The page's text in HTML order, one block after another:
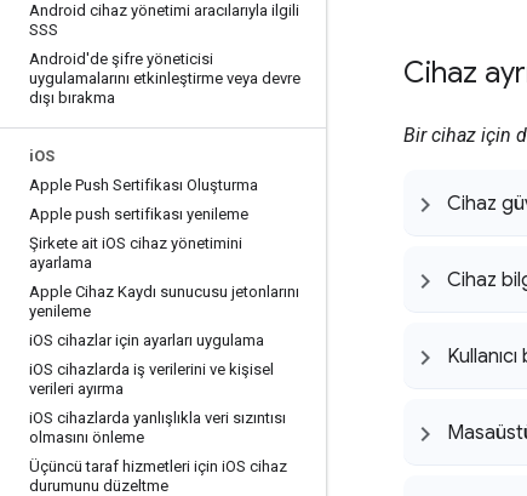
Android cihaz yönetimi aracılarıyla ilgili
SSS
Android'de şifre yöneticisi
uygulamalarını etkinleştirme veya devre
dışı bırakma
iOS
Apple Push Sertifikası Oluşturma
Apple push sertifikası yenileme
Şirkete ait iOS cihaz yönetimini
ayarlama
Apple Cihaz Kaydı sunucusu jetonlarını
yenileme
iOS cihazlar için ayarları uygulama
iOS cihazlarda iş verilerini ve kişisel
verileri ayırma
iOS cihazlarda yanlışlıkla veri sızıntısı
olmasını önleme
Üçüncü taraf hizmetleri için iOS cihaz
durumunu düzeltme
Cihaz
Bir cihaz için
Cihaz
Cihaz